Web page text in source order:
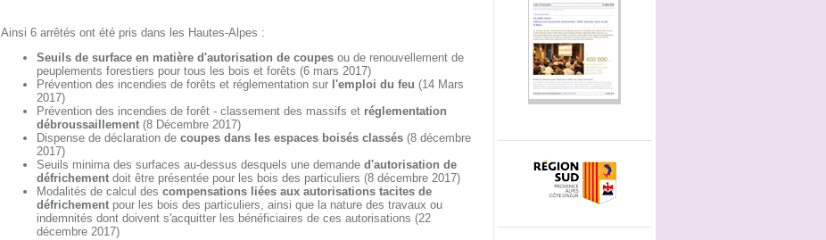
Ainsi 6 arrêtés ont été pris dans les Hautes-Alpes :
Seuils de surface en matière d'autorisation de coupesou de renouvellement de
peuplements forestiers pour tous les bois et forêts (6 mars 2017)
Prévention des incendies de forêts et réglementation sur l'emploi du feu (14 Mars
2017)
Prévention des incendies de forêt - classement des massifs et réglementation
débroussaillement(8 Décembre 2017)
Dispense de déclaration de coupes dans les espaces boisés classés(8 décembre
2017)
Seuils minima des surfaces au-dessus desquels une demande d'autorisation de
défrichementdoit être présentée pour les bois des particuliers (8 décembre 2017)
Modalités de calcul des compensations liées aux autorisations tacites de
défrichementpour les bois des particuliers, ainsi que la nature des travaux ou
indemnités dont doivent s'acquitter les bénéficiaires de ces autorisations (22
décembre 2017)